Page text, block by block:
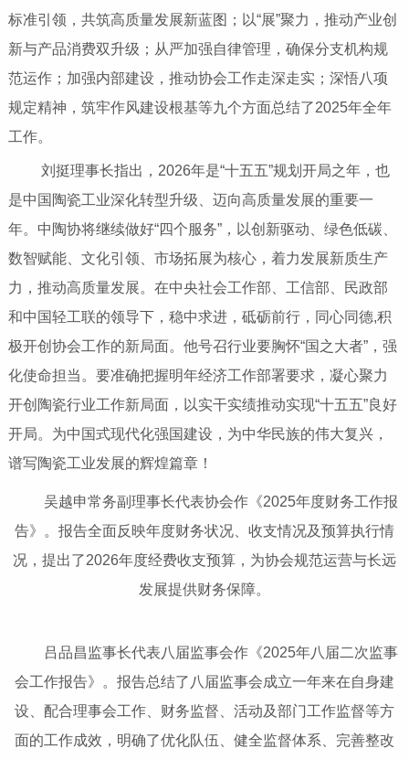
标准引领，共筑高质量发展新蓝图；以“展”聚力，推动产业创
新与产品消费双升级；从严加强自律管理，确保分支机构规
范运作；加强内部建设，推动协会工作走深走实；深悟八项
规定精神，筑牢作风建设根基等九个方面总结了2025年全年
工作。
刘挺理事长指出，2026年是“十五五”规划开局之年，也
是中国陶瓷工业深化转型升级、迈向高质量发展的重要一
年。中陶协将继续做好“四个服务”，以创新驱动、绿色低碳、
数智赋能、文化引领、市场拓展为核心，着力发展新质生产
力，推动高质量发展。在中央社会工作部、工信部、民政部
和中国轻工联的领导下，稳中求进，砥砺前行，同心同德,积
极开创协会工作的新局面。他号召行业要胸怀“国之大者”，强
化使命担当。要准确把握明年经济工作部署要求，凝心聚力
开创陶瓷行业工作新局面，以实干实绩推动实现“十五五”良好
开局。为中国式现代化强国建设，为中华民族的伟大复兴，
谱写陶瓷工业发展的辉煌篇章！
吴越申常务副理事长代表协会作《2025年度财务工作报
告》。报告全面反映年度财务状况、收支情况及预算执行情
况，提出了2026年度经费收支预算，为协会规范运营与长远
发展提供财务保障。
吕品昌监事长代表八届监事会作《2025年八届二次监事
会工作报告》。报告总结了八届监事会成立一年来在自身建
设、配合理事会工作、财务监督、活动及部门工作监督等方
面的工作成效，明确了优化队伍、健全监督体系、完善整改